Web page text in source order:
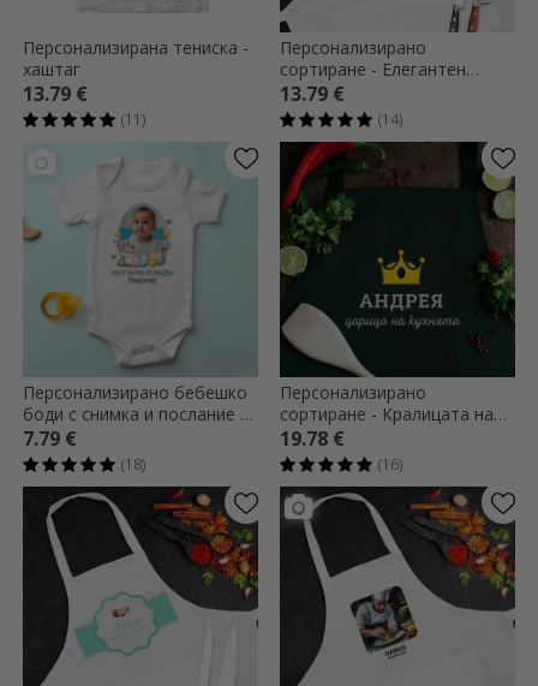
Персонализирана тениска -
хаштаг
13.79 €
(11)
Персонализирано
сортиране - Елегантен
готвач
13.79 €
(14)
Персонализирано бебешко
боди с снимка и послание -
Моят първи Великден
7.79 €
(18)
Персонализирано
сортиране - Кралицата на
кухнята
19.78 €
(16)